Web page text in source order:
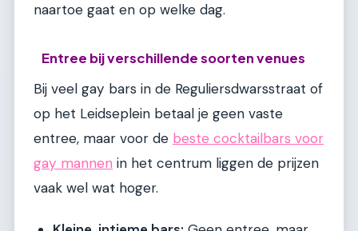
naartoe gaat en op welke dag.
Entree bij verschillende soorten venues
Bij veel gay bars in de Reguliersdwarsstraat of
op het Leidseplein betaal je geen vaste
entree, maar voor de beste cocktailbars voor
gay mannen in het centrum liggen de prijzen
vaak wel wat hoger.